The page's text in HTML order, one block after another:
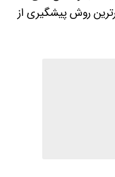
روش پیشگیری از